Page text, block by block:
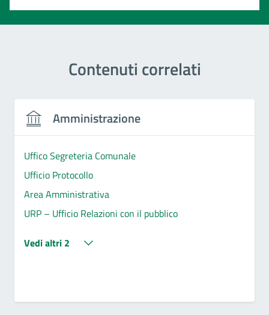
Contenuti correlati
Amministrazione
Uffico Segreteria Comunale
Ufficio Protocollo
Area Amministrativa
URP – Ufficio Relazioni con il pubblico
Vedi altri 2